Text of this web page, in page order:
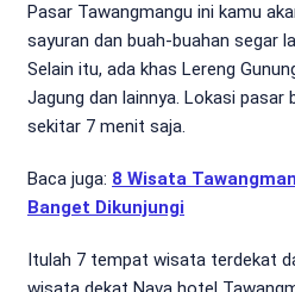
Pasar Tawangmangu ini kamu
sayuran dan buah-buahan segar
Selain itu, ada khas Lereng
Jagung dan lainnya. Lokasi pasar
sekitar 7 menit saja.
Baca juga: 8 Wisata
Banget Dikunjungi
Itulah 7 tempat wisata terdekat